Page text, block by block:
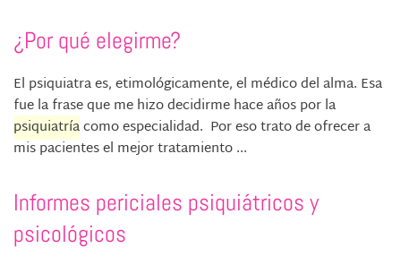
¿Por qué elegirme?
El psiquiatra es, etimológicamente, el médico del alma. Esa
fue la frase que me hizo decidirme hace años por la
psiquiatríacomo especialidad. Por eso trato de ofrecer a
mis pacientes el mejor tratamiento ...
Informes periciales psiquiátricos y
psicológicos